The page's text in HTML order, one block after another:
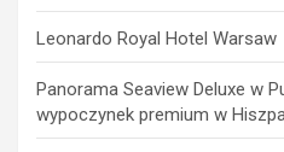
Leonardo Royal Hotel Warsaw
Panorama Seaview Deluxe w
wypoczynek premium w